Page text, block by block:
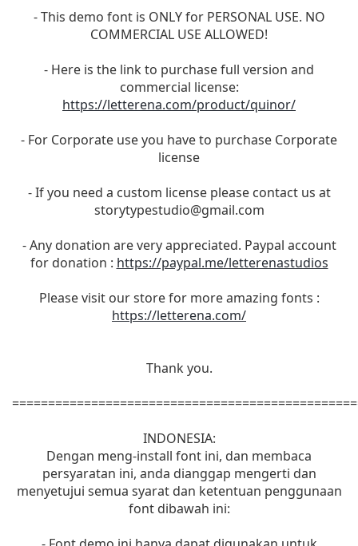
- This demo font is ONLY for PERSONAL USE. NO
COMMERCIAL USE ALLOWED!
- Here is the link to purchase full version and
commercial license:
https://letterena.com/product/quinor/
- For Corporate use you have to purchase Corporate
license
- If you need a custom license please contact us at
storytypestudio@gmail.com
- Any donation are very appreciated. Paypal account
for donation : https://paypal.me/letterenastudios
Please visit our store for more amazing fonts :
https://letterena.com/
Thank you.
INDONESIA:
Dengan meng-install font ini, dan membaca
persyaratan ini, anda dianggap mengerti dan
menyetujui semua syarat dan ketentuan penggunaan
font dibawah ini: